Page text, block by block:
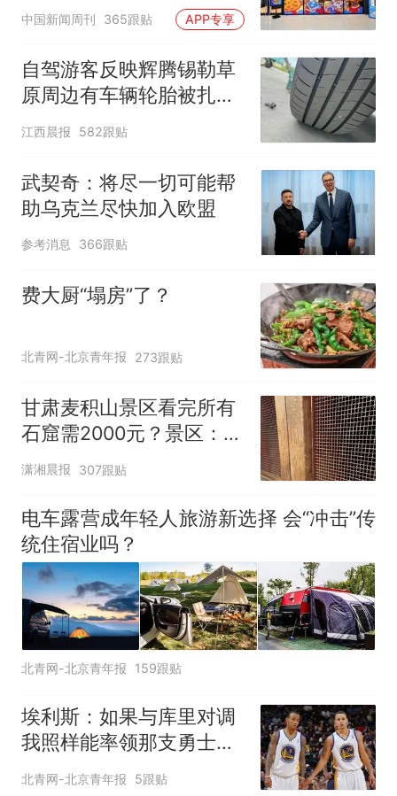
中国新闻周刊 365跟贴 APP专享
自驾游客反映辉腾锡勒草
原周边有车辆轮胎被扎，
修理店铺换胎价格高达千
江西晨报 582跟贴
武契奇：将尽一切可能帮
助乌克兰尽快加入欧盟
参考消息 366跟贴
费大厨“塌房”了？
北青网-北京青年报 273跟贴
甘肃麦积山景区看完所有
石窟需2000元？景区：部
分石窟受特别保护，游客
潇湘晨报 307跟贴
电车露营成年轻人旅游新选择 会“冲击”传
统住宿业吗？
北青网-北京青年报 159跟贴
埃利斯：如果与库里对调
我照样能率领那支勇士取
得现在的成就
北青网-北京青年报 5跟贴